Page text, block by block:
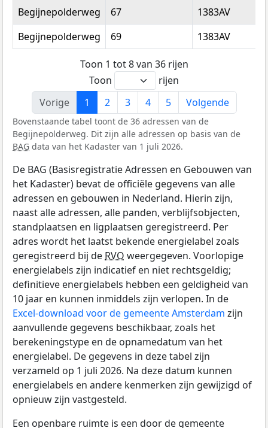
Begijnepolderweg
67 1383AV
Begijnepolderweg
69 1383AV
Toon 1 tot 8 van 36 rijen
Toon
rijen
Vorige
1 2 3 4 5 Volgende
Bovenstaande tabel toont de 36 adressen van de
Begijnepolderweg. Dit zijn alle adressen op basis van de
BAG data van het Kadaster van 1 juli 2026.
De BAG (Basisregistratie Adressen en Gebouwen van
het Kadaster) bevat de officiële gegevens van alle
adressen en gebouwen in Nederland. Hierin zijn,
naast alle adressen, alle panden, verblijfsobjecten,
standplaatsen en ligplaatsen geregistreerd. Per
adres wordt het laatst bekende energielabel zoals
geregistreerd bij de RVO weergegeven. Voorlopige
energielabels zijn indicatief en niet rechtsgeldig;
definitieve energielabels hebben een geldigheid van
10 jaar en kunnen inmiddels zijn verlopen. In de
Excel-download voor de gemeente Amsterdam zijn
aanvullende gegevens beschikbaar, zoals het
berekeningstype en de opnamedatum van het
energielabel. De gegevens in deze tabel zijn
verzameld op 1 juli 2026. Na deze datum kunnen
energielabels en andere kenmerken zijn gewijzigd of
opnieuw zijn vastgesteld.
Een openbare ruimte is een door de gemeente